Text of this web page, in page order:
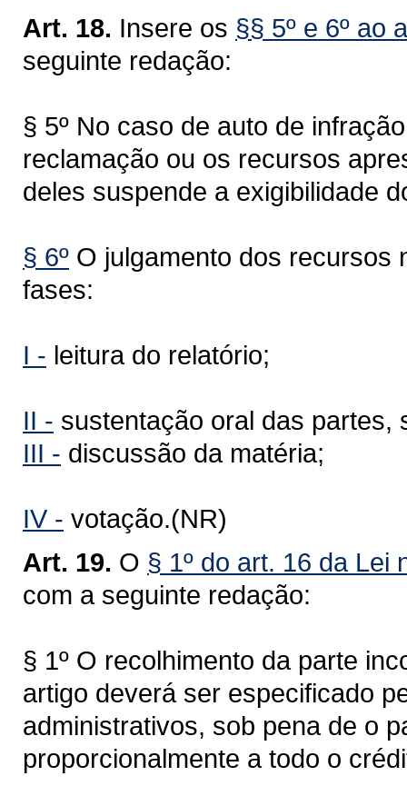
Art. 18. Insere os §§ 5º e 6º ao
seguinte redação:
§ 5º No caso de auto de
reclamação ou os recursos
deles suspende a exigibilidade
§ 6º O julgamento dos recursos
fases:
I - leitura do relatório;
II - sustentação oral das partes,
III - discussão da matéria;
IV - votação.(NR)
Art. 19. O § 1º do art. 16 da Lei
com a seguinte redação:
§ 1º O recolhimento da parte
artigo deverá ser especificado
administrativos, sob pena de o
proporcionalmente a todo o